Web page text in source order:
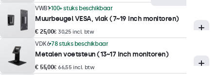
Minimale helderheid
1 nit
Contrast
700:1
Kijkhoek
VWB1 100+ stuks beschikbaar
Muurbeugel VESA, vlak (7~19 inch monitoren)
€ 25,00€ 30,25 incl. btw
VDK6 78 stuks beschikbaar
Metalen voetsteun (13~17 inch monitoren)
€ 55,00€ 66,55 incl. btw